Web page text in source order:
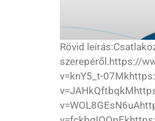
Rövid
szerepéről.https://
v=knY5_t-